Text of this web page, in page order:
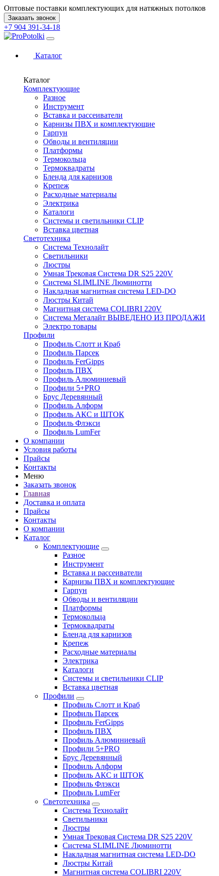
Оптовые поставки комплектующих для натяжных потолков
Заказать звонок
+7 904 391-34-18
Каталог
Каталог
Комплектующие
Разное
Инструмент
Вставка и рассеиватели
Карнизы ПВХ и комплектующие
Гарпун
Обводы и вентиляции
Платформы
Термокольца
Термоквадраты
Бленда для карнизов
Крепеж
Расходные материалы
Электрика
Каталоги
Системы и светильники CLIP
Вставка цветная
Светотехника
Система Технолайт
Светильники
Люстры
Умная Трековая Система DR S25 220V
Система SLIMLINE Люминотти
Накладная магнитная система LED-DO
Люстры Китай
Магнитная система COLIBRI 220V
Система Мегалайт ВЫВЕДЕНО ИЗ ПРОДАЖИ
Электро товары
Профили
Профиль Слотт и Краб
Профиль Парсек
Профиль FerGipps
Профиль ПВХ
Профиль Алюминиевый
Профили 5+PRO
Брус Деревянный
Профиль Алформ
Профиль АКС и ШТОК
Профиль Флэкси
Профиль LumFer
О компании
Условия работы
Прайсы
Контакты
Меню
Заказать звонок
Главная
Доставка и оплата
Прайсы
Контакты
О компании
Каталог
Комплектующие
Разное
Инструмент
Вставка и рассеиватели
Карнизы ПВХ и комплектующие
Гарпун
Обводы и вентиляции
Платформы
Термокольца
Термоквадраты
Бленда для карнизов
Крепеж
Расходные материалы
Электрика
Каталоги
Системы и светильники CLIP
Вставка цветная
Профили
Профиль Слотт и Краб
Профиль Парсек
Профиль FerGipps
Профиль ПВХ
Профиль Алюминиевый
Профили 5+PRO
Брус Деревянный
Профиль Алформ
Профиль АКС и ШТОК
Профиль Флэкси
Профиль LumFer
Светотехника
Система Технолайт
Светильники
Люстры
Умная Трековая Система DR S25 220V
Система SLIMLINE Люминотти
Накладная магнитная система LED-DO
Люстры Китай
Магнитная система COLIBRI 220V